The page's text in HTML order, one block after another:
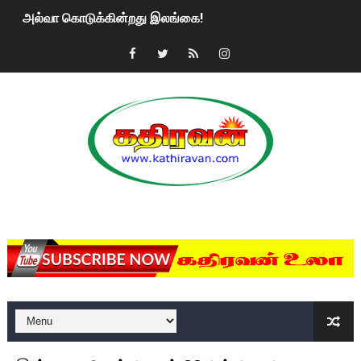
அல்வா கொடுக்கின்றது இலங்கை!
2ஆம் நாள் உக்ரைன் யுத்தம்!! எங்களைத் தனிமையில்
மகிந்த ராஜபக்சே பதவி விலக திட்டம்?
ரவுடி பேபிக்கு நடந்த தரமான சம்பவம்.. ஆபாச வீடியோக்களால்
குண்டை தூக்கிப்போட்ட ஆய்வு…. இந்தியாவின் “கோவிஷீல்டு”
யாழில் தமிழின தலைவர் பிரபாகரனின் பிறந்தநாளை
ஏர்போர்ட்டில் உதைத்த நபர் யார், என்ன நடந்தது?: உண்மையை
சீனா இலங்கையிடம் 8 மில்லியன் அமெரிக்க டொலர் நட்டஈடு